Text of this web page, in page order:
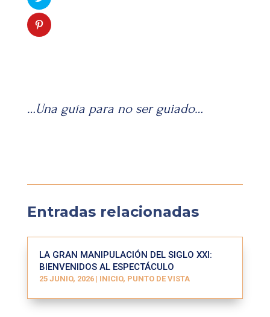
…Una guía para no ser guiado…
Entradas relacionadas
LA GRAN MANIPULACIÓN DEL SIGLO XXI:
BIENVENIDOS AL ESPECTÁCULO
25 JUNIO, 2026| INICIO, PUNTO DE VISTA